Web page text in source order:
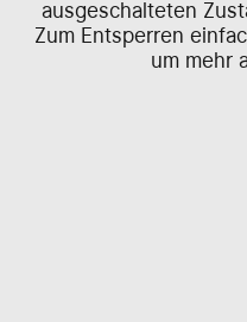
ausgeschalteten
Zum Entsperren
um mehr